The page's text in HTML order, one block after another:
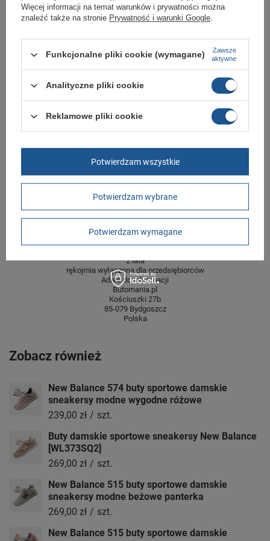
Marka New Balance
Symbol W3738WI
Materiał zewnętrzny
Zapięcie
Długość towaru w
30
Szerokość towaru w
20
Wysokość towaru w
Więcej
12
GWARANCJA
2 lata
rękojmia wyłączona dla przedsiębiorców
Adres do reklamacji
Butomania.pl
Kościuszki 27b
85-079 Bydgoszcz
Polska
Zobacz również
New Balance 574 buty sportowe damskie
sneakersy modne wygodne różowe
239,00 zł / szt.
Buty damskie sportowe sneakersy New Balance
[WL373SQ2]
269,00 zł / szt.
New Balance 515 buty sportowe damskie
sneakersy modne beżowe panterka
269,00 zł / szt.
New Balance 515 buty sportowe damskie
Więcej informacji na temat warunków i prywatności można
znaleźć także na stronie Prywatność i warunki Google.
Funkcjonalne pliki cookie (wymagane)
Zawsze
aktywne
Analityczne pliki cookie
Reklamowe pliki cookie
Potwierdzam wybrane
Potwierdzam wymagane
Potwierdzam wszystkie